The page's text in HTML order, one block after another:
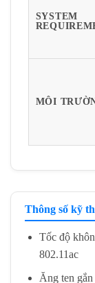
SYSTEM
MÔI
Thông số kỹ
Tốc độ
802.11ac
Ăng ten